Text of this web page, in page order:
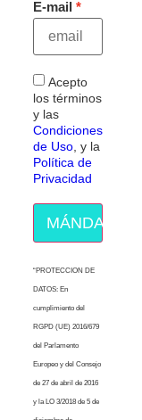
E-mail
Acepto
los términos
y las
Condiciones
de Uso , y la
Política de
Privacidad
MÁNDAME
“PROTECCION DE
DATOS: En
cumplimiento del
RGPD (UE) 2016/679
del Parlamento
Europeo y del Consejo
de 27 de abril de 2016
y la LO 3/2018 de 5 de